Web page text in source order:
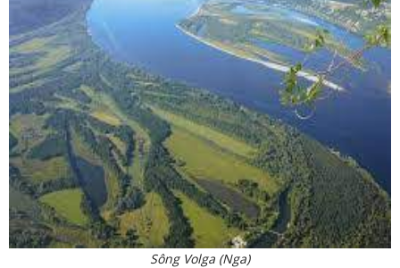
Sông Volga (Nga)